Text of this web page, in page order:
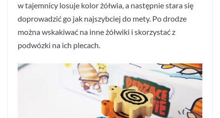
w tajemnicy losuje kolor żółwia, a następnie stara się
doprowadzić go jak najszybciej do mety. Po drodze
można wskakiwać na inne żółwiki i skorzystać z
podwózki na ich plecach.